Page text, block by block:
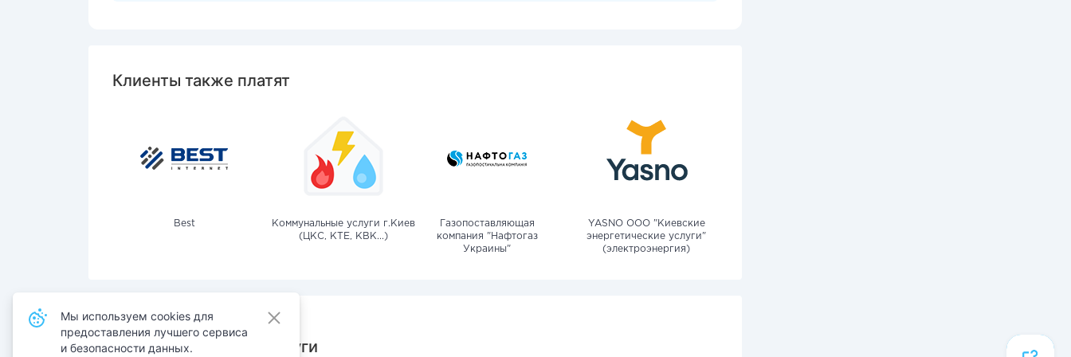
Клиенты также платят
Best
Коммунальные услуги г.Киев
(ЦКС, КТЕ, КВК...)
Газопоставляющая
компания "Нафтогаз
Украины"
YASNO OOO "Киевские
энергетические услуги"
(электроэнергия)
Также оплачивают услуги
Мы используем cookies для
предоставления лучшего сервиса
и безопасности данных.